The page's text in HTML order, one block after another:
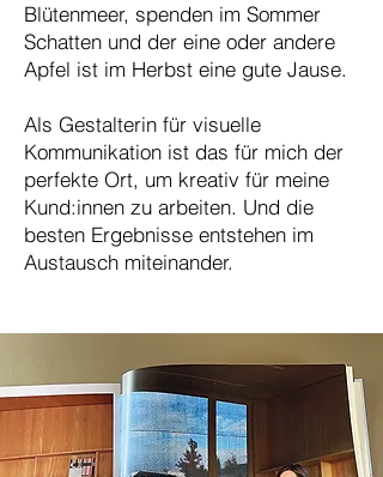
Blütenmeer, spenden im Sommer
Schatten und der eine oder andere
Apfel ist im Herbst eine gute Jause.
Als Gestalterin für visuelle
Kommunikation ist das für mich der
perfekte Ort, um kreativ für meine
Kund:innen zu arbeiten. Und die
besten Ergebnisse entstehen im
Austausch miteinander.